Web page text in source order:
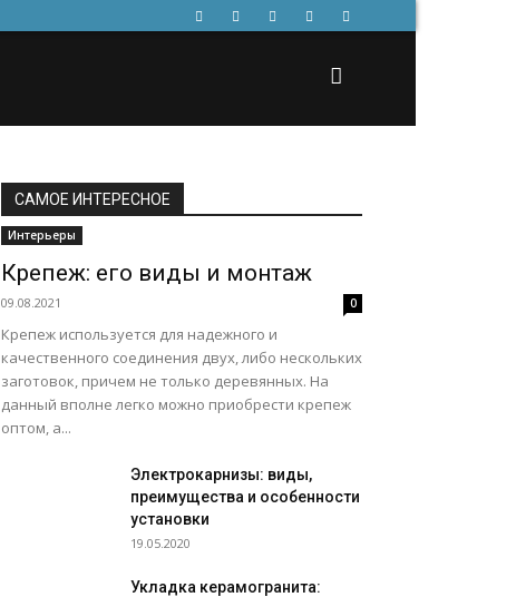
САМОЕ ИНТЕРЕСНОЕ
Интерьеры
Крепеж: его виды и монтаж
09.08.2021 0
Крепеж используется для надежного и
качественного соединения двух, либо нескольких
заготовок, причем не только деревянных. На
данный вполне легко можно приобрести крепеж
оптом, а...
Электрокарнизы: виды,
преимущества и особенности
установки
19.05.2020
Укладка керамогранита: